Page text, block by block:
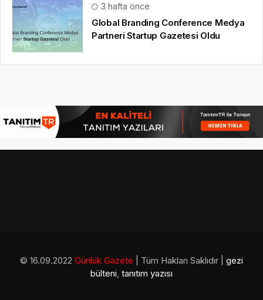
3 hafta önce
Global Branding Conference Medya
Partneri Startup Gazetesi Oldu
© 16.09.2022 Günlük Gazete | Tüm Hakları Saklıdır | gezi
bülteni, tanıtım yazısı